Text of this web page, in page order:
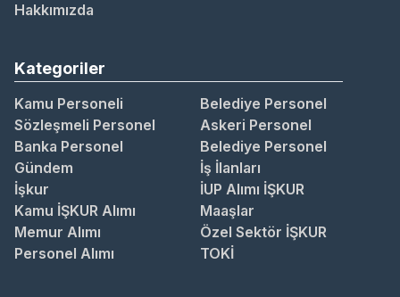
Hakkımızda
Kategoriler
Kamu Personeli
Belediye Personel
Sözleşmeli Personel
Askeri Personel
Banka Personel
Belediye Personel
Gündem
İş İlanları
İşkur
İUP Alımı İŞKUR
Kamu İŞKUR Alımı
Maaşlar
Memur Alımı
Özel Sektör İŞKUR
Personel Alımı
TOKİ